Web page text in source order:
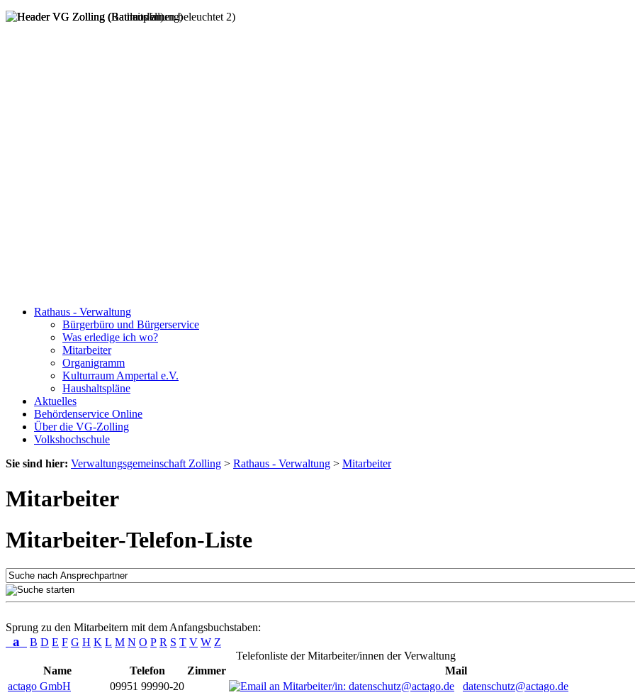
Rathaus - Verwaltung
Bürgerbüro und Bürgerservice
Was erledige ich wo?
Mitarbeiter
Organigramm
Kulturraum Ampertal e.V.
Haushaltspläne
Aktuelles
Behördenservice Online
Über die VG-Zolling
Volkshochschule
Sie sind hier: Verwaltungsgemeinschaft Zolling > Rathaus - Verwaltung > Mitarbeiter
Mitarbeiter
Mitarbeiter-Telefon-Liste
Sprung zu den Mitarbeitern mit dem Anfangsbuchstaben:
a B D E F G H K L M N O P R S T V W Z
Telefonliste der Mitarbeiter/innen der Verwaltung
Name
Telefon Zimmer
Mail
actago GmbH
09951 99990-20
datenschutz@actago.de